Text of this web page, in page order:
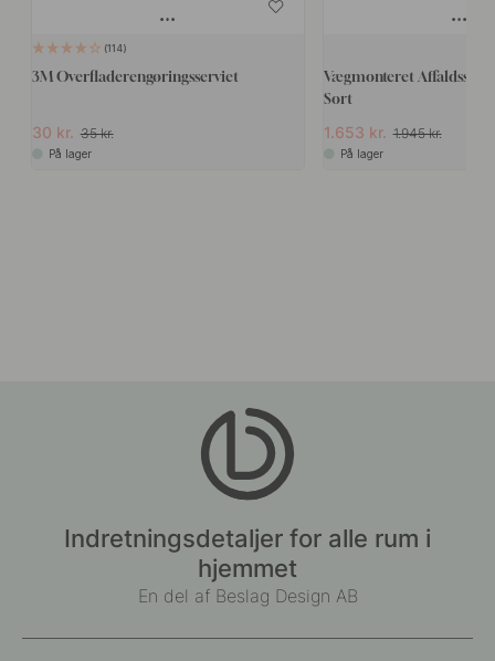
114
3M Overfladerengøringsserviet
30 kr. 35 kr.
På lager
Vægmonteret
Sort
1.653 kr. 1.945 kr.
På lager
Indretningsdetaljer for alle rum i
hjemmet
En del af Beslag Design AB